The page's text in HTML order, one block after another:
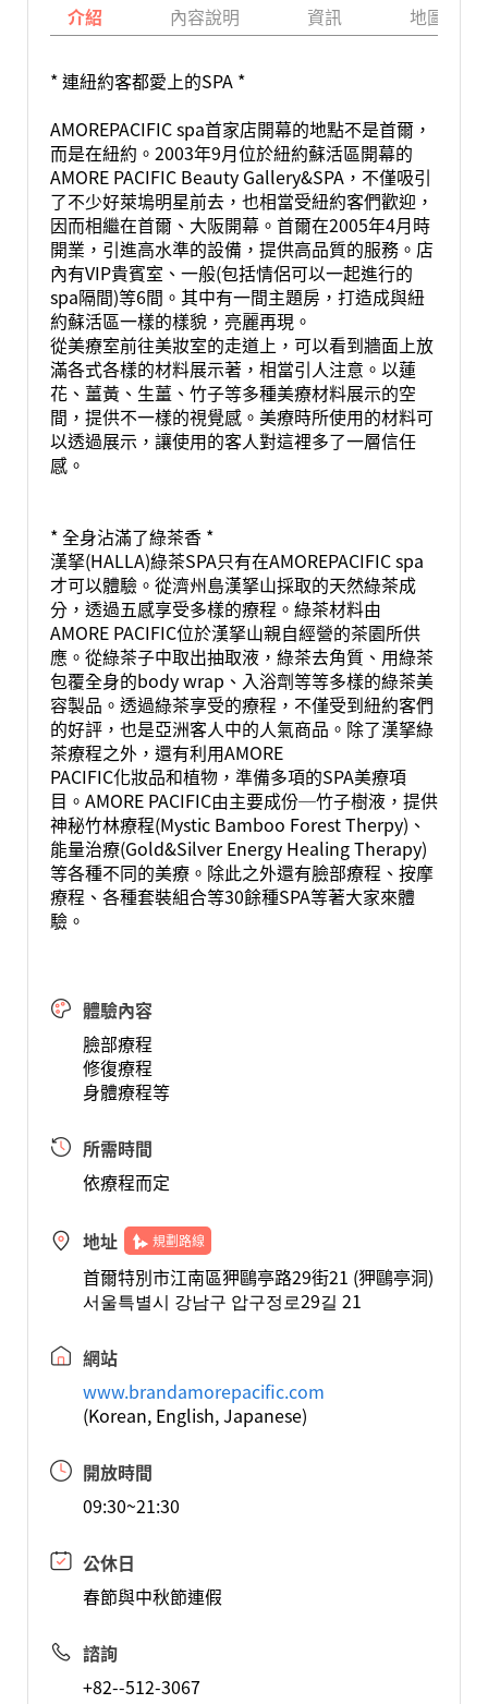
介紹 內容說明 資訊 地圖
* 連紐約客都愛上的SPA *
AMOREPACIFIC spa首家店開幕的地點不是首爾，
而是在紐約。2003年9月位於紐約蘇活區開幕的
AMORE PACIFIC Beauty Gallery&SPA，不僅吸引
了不少好萊塢明星前去，也相當受紐約客們歡迎，
因而相繼在首爾、大阪開幕。首爾在2005年4月時
開業，引進高水準的設備，提供高品質的服務。店
內有VIP貴賓室、一般(包括情侶可以一起進行的
spa隔間)等6間。其中有一間主題房，打造成與紐
約蘇活區一樣的樣貌，亮麗再現。
從美療室前往美妝室的走道上，可以看到牆面上放
滿各式各樣的材料展示著，相當引人注意。以蓮
花、薑黃、生薑、竹子等多種美療材料展示的空
間，提供不一樣的視覺感。美療時所使用的材料可
以透過展示，讓使用的客人對這裡多了一層信任
感。
* 全身沾滿了綠茶香 *
漢拏(HALLA)綠茶SPA只有在AMOREPACIFIC spa
才可以體驗。從濟州島漢拏山採取的天然綠茶成
分，透過五感享受多樣的療程。綠茶材料由
AMORE PACIFIC位於漢拏山親自經營的茶園所供
應。從綠茶子中取出抽取液，綠茶去角質、用綠茶
包覆全身的body wrap、入浴劑等等多樣的綠茶美
容製品。透過綠茶享受的療程，不僅受到紐約客們
的好評，也是亞洲客人中的人氣商品。除了漢拏綠
茶療程之外，還有利用AMORE
PACIFIC化妝品和植物，準備多項的SPA美療項
目。AMORE PACIFIC由主要成份─竹子樹液，提供
神秘竹林療程(Mystic Bamboo Forest Therpy)、
能量治療(Gold&Silver Energy Healing Therapy)
等各種不同的美療。除此之外還有臉部療程、按摩
療程、各種套裝組合等30餘種SPA等著大家來體
驗。
體驗內容
臉部療程
修復療程
身體療程等
所需時間
依療程而定
地址 規劃路線
首爾特別市江南區狎鷗亭路29街21 (狎鷗亭洞)
서울특별시 강남구 압구정로29길 21
網站
www.brandamorepacific.com
(Korean, English, Japanese)
開放時間
09:30~21:30
公休日
春節與中秋節連假
諮詢
+82--512-3067